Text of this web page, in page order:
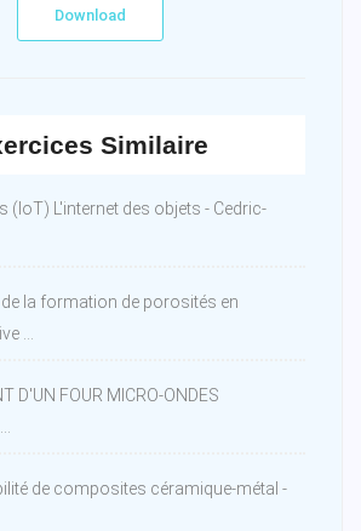
Download
Similaire
(IoT) L'internet des objets - Cedric-
la formation de porosités en
...
D'UN FOUR MICRO-ONDES
de composites céramique-métal -